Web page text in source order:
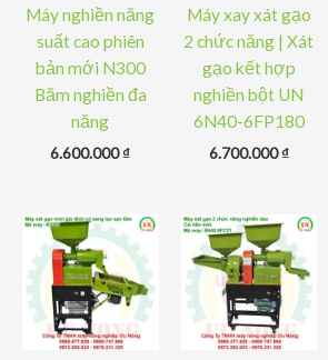
Máy nghiền năng
suất cao phiên
bản mới N300
Băm nghiền đa
năng
6.600.000₫
Máy xay xát gạo
2 chức năng | Xát
gạo kết hợp
nghiền bột UN
6N40-6FP180
6.700.000₫